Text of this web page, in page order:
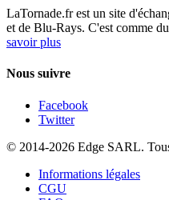
LaTornade.frest un site
et de Blu-Rays. C'est comme
savoir plus
Nous suivre
Facebook
Twitter
© 2014-2026 Edge SARL.
Informations légales
CGU